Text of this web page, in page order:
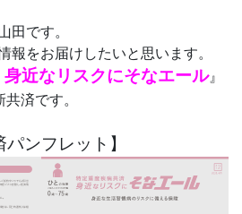
田です。
報をお届けしたいと思います。
近なリスクにそなエール』
済です。
ンフレット】